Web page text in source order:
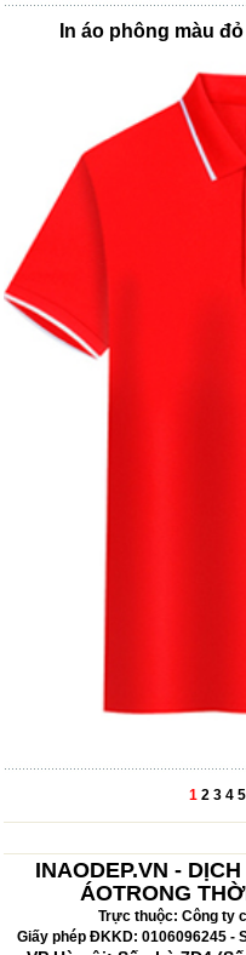
In áo phông màu
1 2 3 4 5
INAODEP.VN -
ÁOTRONG
Trực thuộc: Công ty
Giấy phép ĐKKD: 0106096245 -